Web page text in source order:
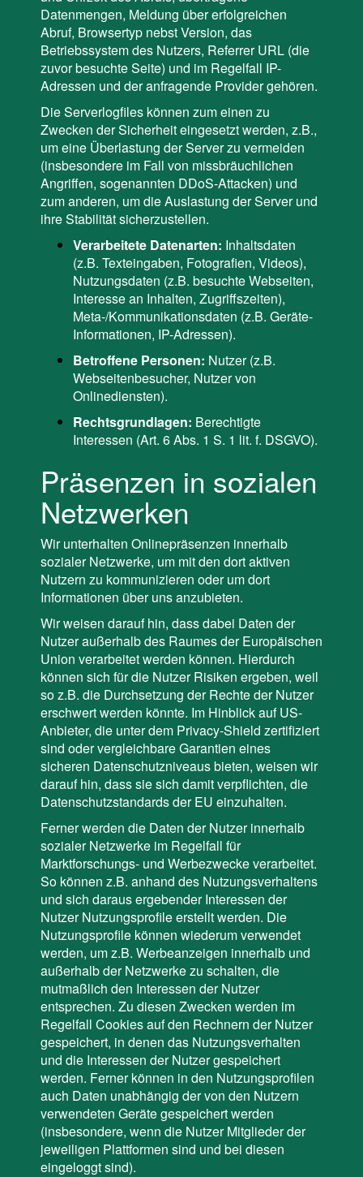
Datenmengen, Meldung über erfolgreichen
Abruf, Browsertyp nebst Version, das
Betriebssystem des Nutzers, Referrer URL (die
zuvor besuchte Seite) und im Regelfall IP-
Adressen und der anfragende Provider gehören.
Die Serverlogfiles können zum einen zu
Zwecken der Sicherheit eingesetzt werden, z.B.,
um eine Überlastung der Server zu vermeiden
(insbesondere im Fall von missbräuchlichen
Angriffen, sogenannten DDoS-Attacken) und
zum anderen, um die Auslastung der Server und
ihre Stabilität sicherzustellen.
Verarbeitete Datenarten: Inhaltsdaten
(z.B. Texteingaben, Fotografien, Videos),
Nutzungsdaten (z.B. besuchte Webseiten,
Interesse an Inhalten, Zugriffszeiten),
Meta-/Kommunikationsdaten (z.B. Geräte-
Informationen, IP-Adressen).
Betroffene Personen: Nutzer (z.B.
Webseitenbesucher, Nutzer von
Onlinediensten).
Rechtsgrundlagen: Berechtigte
Interessen (Art. 6 Abs. 1 S. 1 lit. f. DSGVO).
Präsenzen in sozialen
Netzwerken
Wir unterhalten Onlinepräsenzen innerhalb
sozialer Netzwerke, um mit den dort aktiven
Nutzern zu kommunizieren oder um dort
Informationen über uns anzubieten.
Wir weisen darauf hin, dass dabei Daten der
Nutzer außerhalb des Raumes der Europäischen
Union verarbeitet werden können. Hierdurch
können sich für die Nutzer Risiken ergeben, weil
so z.B. die Durchsetzung der Rechte der Nutzer
erschwert werden könnte. Im Hinblick auf US-
Anbieter, die unter dem Privacy-Shield zertifiziert
sind oder vergleichbare Garantien eines
sicheren Datenschutzniveaus bieten, weisen wir
darauf hin, dass sie sich damit verpflichten, die
Datenschutzstandards der EU einzuhalten.
Ferner werden die Daten der Nutzer innerhalb
sozialer Netzwerke im Regelfall für
Marktforschungs- und Werbezwecke verarbeitet.
So können z.B. anhand des Nutzungsverhaltens
und sich daraus ergebender Interessen der
Nutzer Nutzungsprofile erstellt werden. Die
Nutzungsprofile können wiederum verwendet
werden, um z.B. Werbeanzeigen innerhalb und
außerhalb der Netzwerke zu schalten, die
mutmaßlich den Interessen der Nutzer
entsprechen. Zu diesen Zwecken werden im
Regelfall Cookies auf den Rechnern der Nutzer
gespeichert, in denen das Nutzungsverhalten
und die Interessen der Nutzer gespeichert
werden. Ferner können in den Nutzungsprofilen
auch Daten unabhängig der von den Nutzern
verwendeten Geräte gespeichert werden
(insbesondere, wenn die Nutzer Mitglieder der
jeweiligen Plattformen sind und bei diesen
eingeloggt sind).